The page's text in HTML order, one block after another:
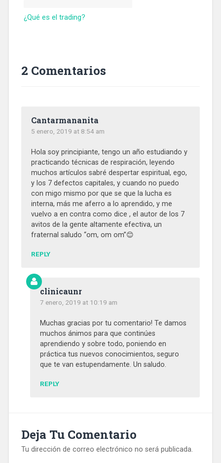
¿Qué es el trading?
2 Comentarios
Cantarmananita
5 enero, 2019 at 8:54 am
Hola soy principiante, tengo un año estudiando y
practicando técnicas de respiración, leyendo
muchos artículos sabré despertar espiritual, ego,
y los 7 defectos capitales, y cuando no puedo
con migo mismo por que se que la lucha es
interna, más me aferro a lo aprendido, y me
vuelvo a en contra como dice , el autor de los 7
avitos de la gente altamente efectiva, un
fraternal saludo “om, om om”😊
REPLY
clinicaunr
7 enero, 2019 at 10:19 am
Muchas gracias por tu comentario! Te damos
muchos ánimos para que continúes
aprendiendo y sobre todo, poniendo en
práctica tus nuevos conocimientos, seguro
que te van estupendamente. Un saludo.
REPLY
Deja Tu Comentario
Tu dirección de correo electrónico no será publicada.